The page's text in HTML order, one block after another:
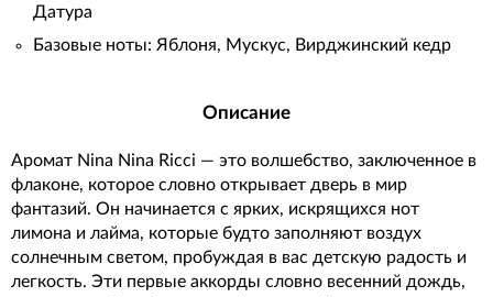
Датура
Базовые ноты: Яблоня, Мускус, Вирджинский кедр
Описание
Аромат Nina Nina Ricci — это волшебство, заключенное в
флаконе, которое словно открывает дверь в мир
фантазий. Он начинается с ярких, искрящихся нот
лимона и лайма, которые будто заполняют воздух
солнечным светом, пробуждая в вас детскую радость и
легкость. Эти первые аккорды словно весенний дождь,